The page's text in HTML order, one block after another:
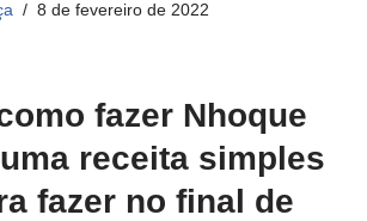
8 de fevereiro de 2022
fazer Nhoque
receita simples
fazer no final de